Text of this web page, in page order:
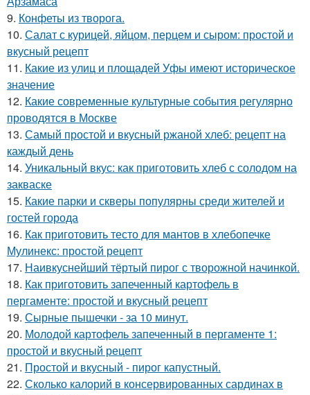
9. Конфеты из творога.
10. Салат с курицей, яйцом, перцем и сыром: простой и
вкусный рецепт
11. Какие из улиц и площадей Уфы имеют историческое
значение
12. Какие современные культурные события регулярно
проводятся в Москве
13. Самый простой и вкусный ржаной хлеб: рецепт на
каждый день
14. Уникальный вкус: как приготовить хлеб с солодом на
закваске
15. Какие парки и скверы популярны среди жителей и
гостей города
16. Как приготовить тесто для мантов в хлебопечке
Мулинекс: простой рецепт
17. Наивкуснейший тёртый пирог с творожной начинкой.
18. Как приготовить запеченный картофель в
пергаменте: простой и вкусный рецепт
19. Сырные пышечки - за 10 минут.
20. Молодой картофель запеченный в пергаменте 1:
простой и вкусный рецепт
21. Простой и вкусный - пирог капустный.
22. Сколько калорий в консервированных сардинах в